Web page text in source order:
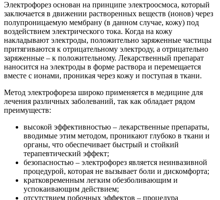
Электрофорез основан на принципе электроосмоса, который
заключается в движении растворенных веществ (ионов) через
полупроницаемую мембрану (в данном случае, кожу) под
воздействием электрического тока. Когда на кожу
накладывают электроды, положительно заряженные частицы
притягиваются к отрицательному электроду, а отрицательно
заряженные – к положительному. Лекарственный препарат
наносится на электроды в форме раствора и перемещается
вместе с ионами, проникая через кожу и поступая в ткани.
Метод электрофореза широко применяется в медицине для
лечения различных заболеваний, так как обладает рядом
преимуществ:
высокой эффективностью – лекарственные препараты,
вводимые этим методом, проникают глубоко в ткани и
органы, что обеспечивает быстрый и стойкий
терапевтический эффект;
безопасностью – электрофорез является неинвазивной
процедурой, которая не вызывает боли и дискомфорта;
кратковременным легким обезболивающим и
успокаивающим действием;
отсутствием побочных эффектов – процедура